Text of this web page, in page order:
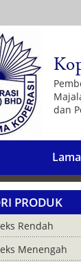
dan
PRODUK
Rendah
Menengah